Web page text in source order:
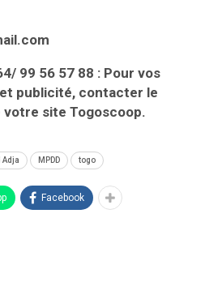
99 56 57 88 : Pour vos
publicité, contacter le
site Togoscoop.
Adja MPDD togo
Facebook